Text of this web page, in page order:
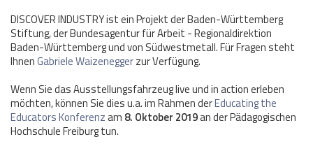
DISCOVER INDUSTRY ist ein Projekt der Baden-Württemberg
Stiftung, der Bundesagentur für Arbeit - Regionaldirektion
Baden-Württemberg und von Südwestmetall. Für Fragen steht
IhnenGabriele Waizeneggerzur Verfügung.
Wenn Sie das Ausstellungsfahrzeug live und in action erleben
möchten, können Sie dies u.a. im Rahmen derEducating the
Educators Konferenzam 8. Oktober 2019an der Pädagogischen
Hochschule Freiburg tun.